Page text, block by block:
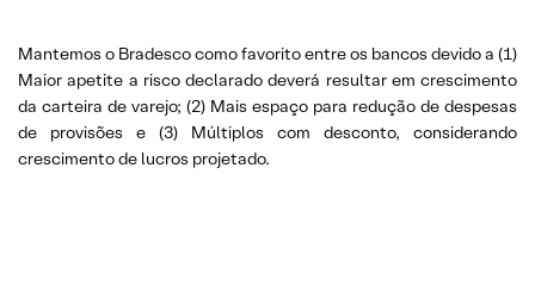
Mantemos o Bradesco como favorito entre os bancos devido a (1)
Maior apetite a risco declarado deverá resultar em crescimento
da carteira de varejo; (2) Mais espaço para redução de despesas
de provisões e (3) Múltiplos com desconto, considerando
crescimento de lucros projetado.